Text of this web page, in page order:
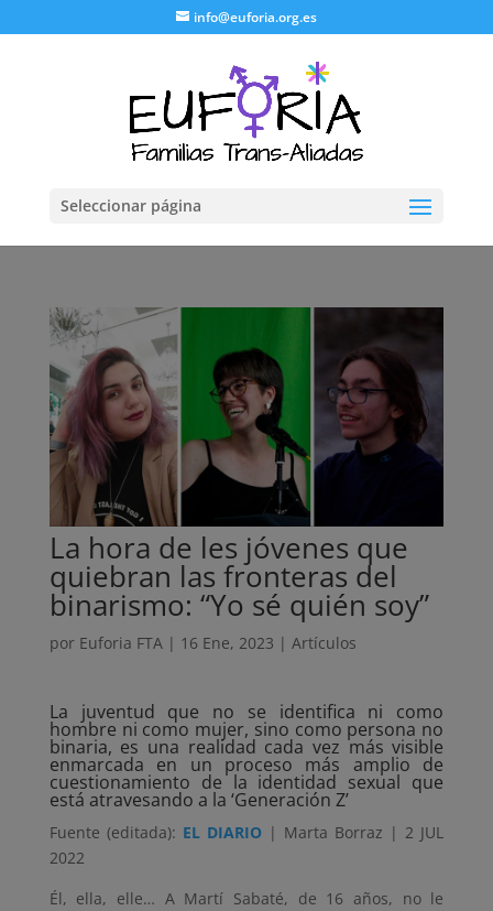
info@euforia.org.es
Seleccionar página
La hora de les jóvenes que
quiebran las fronteras del
binarismo: “Yo sé quién soy”
por Euforia FTA| 16 Ene, 2023 | Artículos
La juventud que no se identifica ni como
hombre ni como mujer, sino como persona no
binaria, es una realidad cada vez más visible
enmarcada en un proceso más amplio de
cuestionamiento de la identidad sexual que
está atravesando a la ‘Generación Z’
Fuente (editada): EL DIARIO| Marta Borraz | 2 JUL
2022
Él, ella, elle… A Martí Sabaté, de 16 años, no le